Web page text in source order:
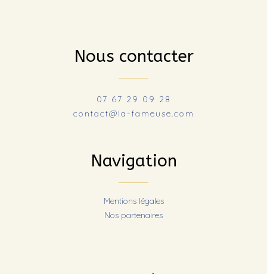
Nous contacter
07 67 29 09 28
contact@la-fameuse.com
Navigation
Mentions légales
Nos partenaires